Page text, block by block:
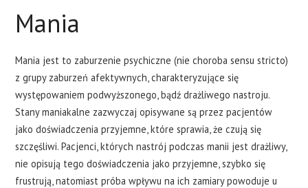
STUDIA
O STRONIE
KONTAKT
Mania
Mania jest to zaburzenie psychiczne (nie choroba sensu stricto)
z grupy zaburzeń afektywnych, charakteryzujące się
występowaniem podwyższonego, bądź drażliwego nastroju.
Stany maniakalne zazwyczaj opisywane są przez pacjentów
jako doświadczenia przyjemne, które sprawia, że czują się
szczęśliwi. Pacjenci, których nastrój podczas manii jest drażliwy,
nie opisują tego doświadczenia jako przyjemne, szybko się
frustrują, natomiast próba wpływu na ich zamiary powoduje u